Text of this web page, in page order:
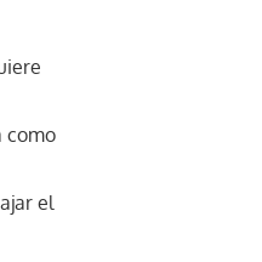
como
el